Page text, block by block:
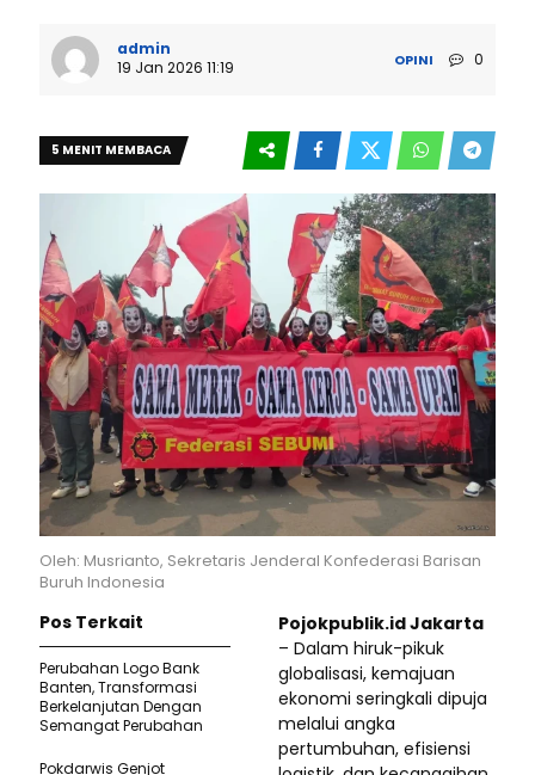
admin
19 Jan 2026 11:19
OPINI 0
5 MENIT MEMBACA
Oleh: Musrianto, Sekretaris Jenderal Konfederasi Barisan
Buruh Indonesia
Pojokpublik.id Jakarta
– Dalam hiruk-pikuk
globalisasi, kemajuan
ekonomi seringkali dipuja
melalui angka
pertumbuhan, efisiensi
Pos Terkait
Perubahan Logo Bank
Banten, Transformasi
Berkelanjutan Dengan
Semangat Perubahan
Pokdarwis Genjot